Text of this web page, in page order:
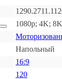
1080p; 4K; 8K
Напольный
16:9
120